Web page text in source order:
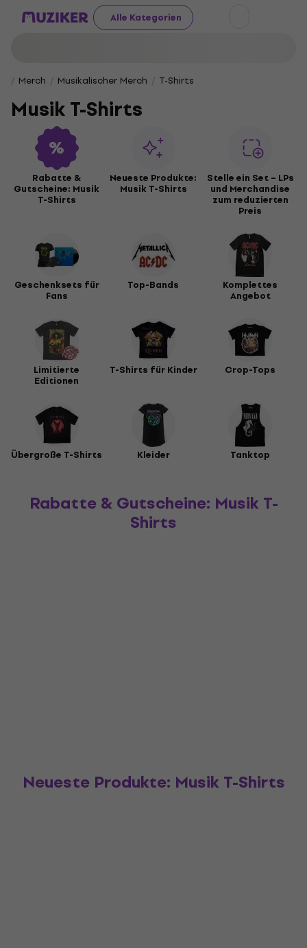
Alle Kategorien
Merch Musikalischer Merch T-Shirts
Musik T-Shirts
Rabatte &
Gutscheine: Musik
T-Shirts
Neueste Produkte:
Musik T-Shirts
Stelle ein Set – LPs
und Merchandise
zum reduzierten
Preis
Geschenksets für
Fans
Top-Bands Komplettes
Angebot
Limitierte
Editionen
T-Shirts für Kinder Crop-Tops
Übergroße T-Shirts Kleider Tanktop
Rabatte & Gutscheine: Musik T-
Shirts
Neueste Produkte: Musik T-Shirts